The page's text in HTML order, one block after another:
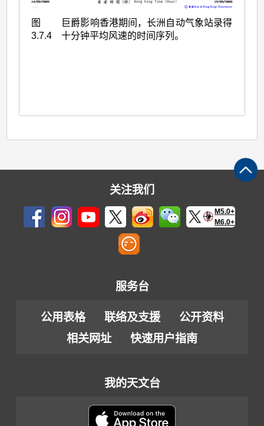
图
3.7.4
巨爵影响香港期间，长洲自动气象站录得
十分钟平均风速的时间序列。
关注我们
M5.0+
M6.0+
服务台
公用表格 联络及支援
公开资料
相关网址
快速用户指南
我的天文台